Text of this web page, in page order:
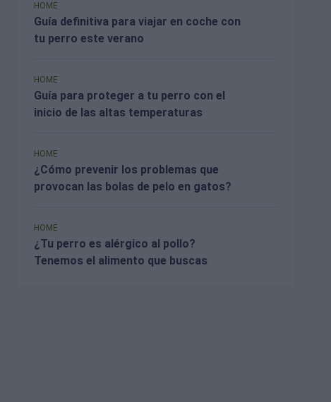
HOME
Guía definitiva para viajar en coche con
tu perro este verano
HOME
Guía para proteger a tu perro con el
inicio de las altas temperaturas
HOME
¿Cómo prevenir los problemas que
provocan las bolas de pelo en gatos?
HOME
¿Tu perro es alérgico al pollo?
Tenemos el alimento que buscas